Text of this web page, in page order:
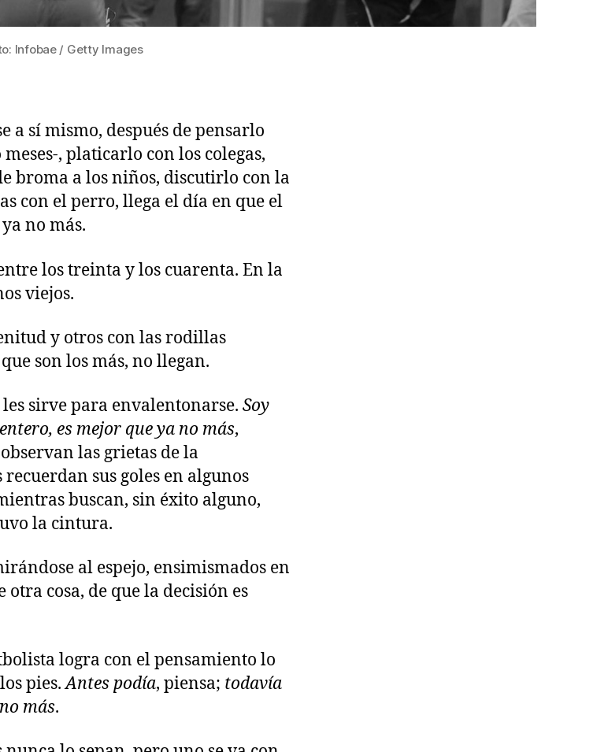
Infobae / Getty Images
a sí mismo, después de pensarlo
, platicarlo con los colegas,
broma a los niños, discutirlo con la
con el perro, llega el día en que el
no más.
los treinta y los cuarenta. En la
viejos.
y otros con las rodillas
son los más, no llegan.
sirve para envalentonarse. Soy
es mejor que ya no más,
las grietas de la
sus goles en algunos
buscan, sin éxito alguno,
la cintura.
al espejo, ensimismados en
otra cosa, de que la decisión es
logra con el pensamiento lo
pies.Antes podía, piensa; todavía
más.